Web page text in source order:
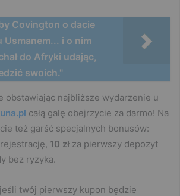
Covington o dacie
Usmanem... i o nim
do Afryki udając,
swoich."
obstawiając najbliższe wydarzenie u
całą galę obejrzycie za darmo! Na
też garść specjalnych bonusów:
10 zł za pierwszy depozyt
bez ryzyka.
twój pierwszy kupon będzie